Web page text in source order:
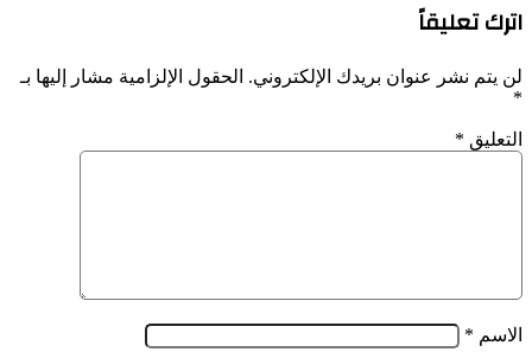
القمة
القادمة
28
لاعبا
الكاميرون
اترك تعليقاً
لن يتم نشر عنوان بريدك الإلكتروني. الحقول الإلزامية مشار إليها بـ
*
التعليق *
الاسم *